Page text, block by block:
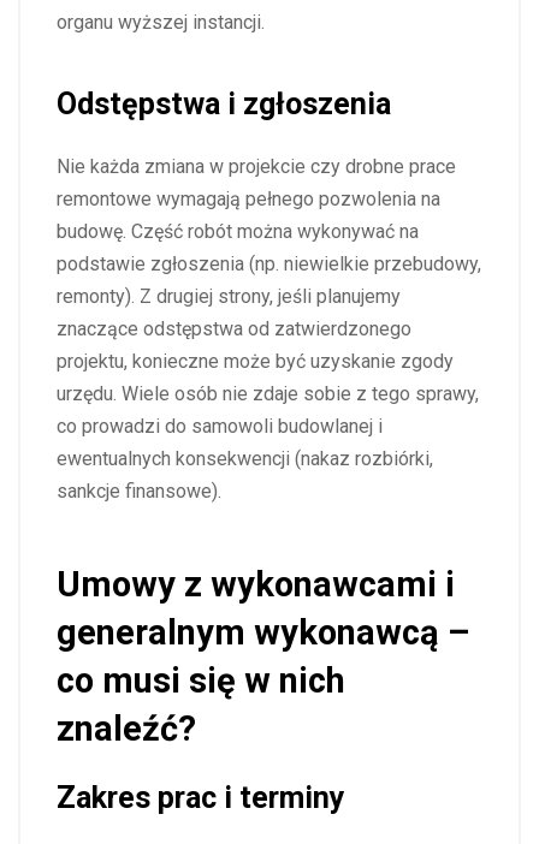
organu wyższej instancji.
Odstępstwa i zgłoszenia
Nie każda zmiana w projekcie czy drobne prace
remontowe wymagają pełnego pozwolenia na
budowę. Część robót można wykonywać na
podstawie zgłoszenia (np. niewielkie przebudowy,
remonty). Z drugiej strony, jeśli planujemy
znaczące odstępstwa od zatwierdzonego
projektu, konieczne może być uzyskanie zgody
urzędu. Wiele osób nie zdaje sobie z tego sprawy,
co prowadzi do samowoli budowlanej i
ewentualnych konsekwencji (nakaz rozbiórki,
sankcje finansowe).
Umowy z wykonawcami i
generalnym wykonawcą –
co musi się w nich
znaleźć?
Zakres prac i terminy